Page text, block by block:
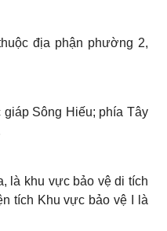
địa phận phường 2,
Sông Hiếu; phía Tây
là khu vực bảo vệ di tích
tích Khu vực bảo vệ I là